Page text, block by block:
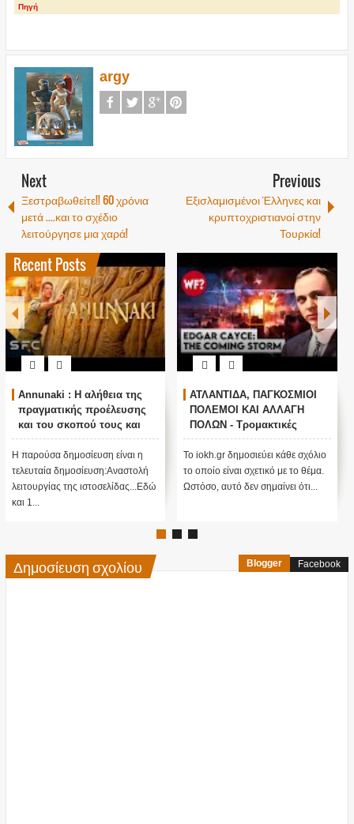
Πηγή
argy
Next
Ξεστραβωθείτε!! 60 χρόνια
μετά ....και το σχέδιο
λειτούργησε μια χαρά!
Previous
Εξισλαμισμένοι Έλληνες και
κρυπτοχριστιανοί στην
Τουρκία!
Recent Posts
Annunaki : Η αλήθεια της
πραγματικής προέλευσης
και του σκοπού τους και
αναστολή λειτουργίας μας
....
Η παρούσα δημοσίευση είναι η
τελευταία δημοσίευση:Αναστολή
λειτουργίας της ιστοσελίδας...Εδώ
και 1...
ΑΤΛΑΝΤΙΔΑ, ΠΑΓΚΟΣΜΙΟΙ
ΠΟΛΕΜΟΙ ΚΑΙ ΑΛΛΑΓΗ
ΠΟΛΩΝ - Τρομακτικές
προβλέψεις του Edgar
Cayce (Video)
Το iokh.gr δημοσιεύει κάθε σχόλιο
το οποίο είναι σχετικό με το θέμα.
Ωστόσο, αυτό δεν σημαίνει ότι...
Δημοσίευση σχολίου Blogger Facebook